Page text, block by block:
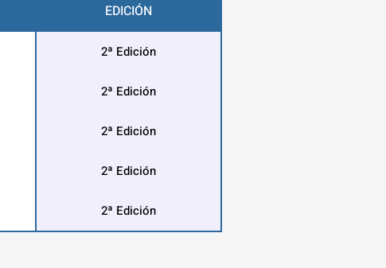
EDICIÓN
2ª Edición
2ª Edición
2ª Edición
2ª Edición
2ª Edición